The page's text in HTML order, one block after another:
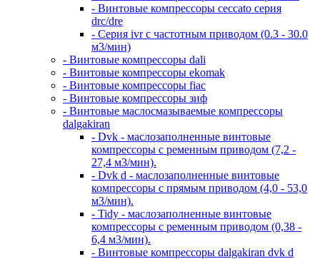
- Винтовые компрессоры ceccato серия
drc/dre
- Серия ivr с частотным приводом (0.3 - 30.0
м3/мин)
- Винтовые компрессоры dali
- Винтовые компрессоры ekomak
- Винтовые компрессоры fiac
- Винтовые компрессоры зиф
- Винтовые маслосмазываемые компрессоры
dalgakiran
- Dvk - маслозаполненные винтовые
компрессоры с ременным приводом (7,2 -
27,4 м3/мин).
- Dvk d - маслозаполненные винтовые
компрессоры с прямым приводом (4,0 - 53,0
м3/мин).
- Tidy - маслозаполненные винтовые
компрессоры с ременным приводом (0,38 -
6,4 м3/мин).
- Винтовые компрессоры dalgakiran dvk d